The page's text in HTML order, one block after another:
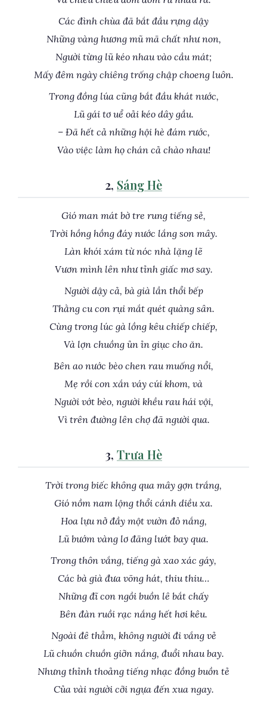
Các đình chùa đã bắt đầu rựng dậy
Những vàng hương mũ mã chất như non,
Người từng lũ kéo nhau vào cầu mát;
Mấy đêm ngày chiêng trống chập choeng luôn.
Trong đồng lúa cũng bắt đầu khát nước,
Lũ gái tơ uể oải kéo dây gầu.
– Đã hết cả những hội hè đám rước,
Vào việc làm họ chán cả chào nhau!
2, Sáng Hè
Gió man mát bờ tre rung tiếng sẻ,
Trời hồng hồng đáy nước lắng son mây.
Làn khói xám từ nóc nhà lặng lẽ
Vươn mình lên như tỉnh giấc mơ say.
Người dậy cả, bà già lần thổi bếp
Thằng cu con rụi mắt quét quàng sân.
Cùng trong lúc gà lồng kêu chiếp chiếp,
Và lợn chuồng ủn ỉn giục cho ăn.
Bên ao nước bèo chen rau muống nổi,
Mẹ rồi con xắn váy cúi khom, và
Người vớt bèo, người khều rau hái vội,
Vì trên đường lên chợ đã người qua.
3, Trưa Hè
Trời trong biếc không qua mây gợn trắng,
Gió nồm nam lộng thổi cánh diều xa.
Hoa lựu nở đầy một vườn đỏ nắng,
Lũ bướm vàng lơ đãng lướt bay qua.
Trong thôn vắng, tiếng gà xao xác gáy,
Các bà già đưa võng hát, thiu thiu…
Những đĩ con ngồi buồn lê bắt chấy
Bên đàn ruồi rạc nắng hết hơi kêu.
Ngoài đê thẳm, không người đi vắng vẻ
Lũ chuồn chuồn giỡn nắng, đuổi nhau bay.
Nhưng thỉnh thoảng tiếng nhạc đồng buồn tẻ
Của vài người cỡi ngựa đến xua ngay.